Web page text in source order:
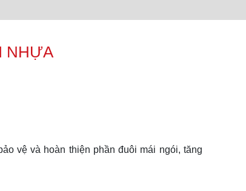
NHỰA
vệ và hoàn thiện phần đuôi mái ngói, tăng